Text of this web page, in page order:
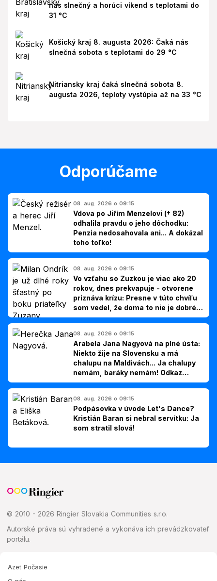
nás slnečný a horúci víkend s teplotami do
31 °C
Košický kraj 8. augusta 2026: Čaká nás
slnečná sobota s teplotami do 29 °C
Nitriansky kraj čaká slnečná sobota 8.
augusta 2026, teploty vystúpia až na 33 °C
Odporúčame
08. aug. 2026 o 09:15
Vdova po Jiřím Menzelovi († 82)
odhalila pravdu o jeho dôchodku:
Penzia nedosahovala ani... A dokázal
toho toľko!
08. aug. 2026 o 09:15
Vo vzťahu so Zuzkou je viac ako 20
rokov, dnes prekvapuje - otvorene
priznáva krízu: Presne v túto chvíľu
som vedel, že doma to nie je dobré,
hovorí Milan Ondrík
08. aug. 2026 o 09:15
Arabela Jana Nagyová na plné ústa:
Niekto žije na Slovensku a má
chalupu na Maldivách... Ja chalupy
nemám, baráky nemám! Odkaz
Slovákom
08. aug. 2026 o 09:15
Podpásovka v úvode Let's Dance?
Kristián Baran si nebral servítku: Ja
som stratil slová!
© 2010 - 2026 Ringier Slovakia Communities s.r.o.
Autorské práva sú vyhradené a vykonáva ich prevádzkovateľ
portálu.
Azet Počasie